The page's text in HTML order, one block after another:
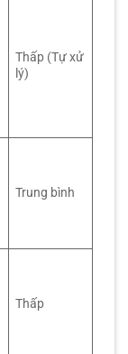
Thấp (Tự xử
lý)
Trung bình
Thấp